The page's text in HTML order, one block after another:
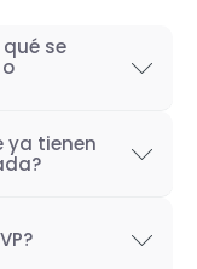
se
capaz
iterativa,
conoce
ya tienen
iterativo